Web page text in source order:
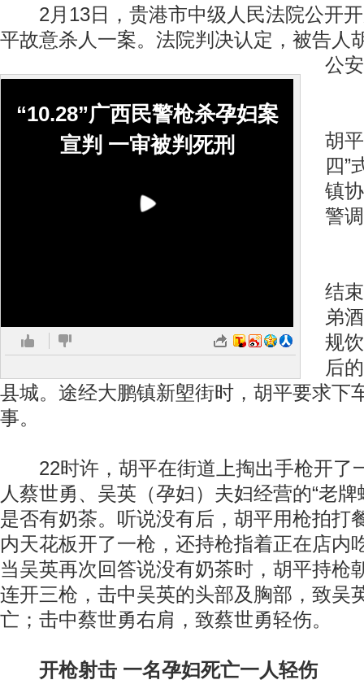
2月13日，贵港市中级人民法院公开开
平故意杀人一案。法院判决认定，被告人
公
“10.28”广西民警枪杀孕妇案
宣判 一审被判死刑
胡
四”
镇
警
结
弟
规
后
县城。途经大鹏镇新塱街时，胡平要求下
事。
22时许，胡平在街道上掏出手枪开了
人蔡世勇、吴英（孕妇）夫妇经营的“老
是否有奶茶。听说没有后，胡平用枪拍打
内天花板开了一枪，还持枪指着正在店内
当吴英再次回答说没有奶茶时，胡平持枪
连开三枪，击中吴英的头部及胸部，致吴
亡；击中蔡世勇右肩，致蔡世勇轻伤。
开枪射击 一名孕妇死亡一人轻伤